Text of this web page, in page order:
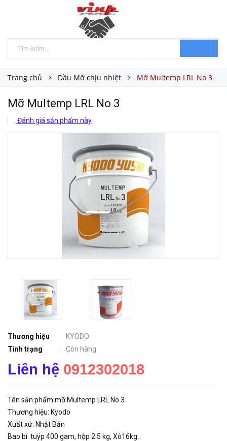
Trang chủ Dầu Mỡ chịu nhiệt Mỡ Multemp LRL No 3
Mỡ Multemp LRL No 3
Đánh giá sản phẩm này
Thương hiệu
KYODO
Tình trạng
Còn hàng
Liên hệ 0912302018
Tên sản phẩm mỡ Multemp LRL No 3
Thương hiệu: Kyodo
Xuất xứ: Nhật Bản
Bao bì tuýp 400 gam, hộp 2.5 kg, Xô16kg.